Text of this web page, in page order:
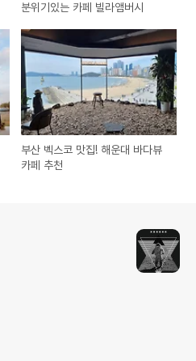
분위기있는 카페 빌라앰버시
부산 벡스코 맛집! 해운대 바다뷰
카페 추천